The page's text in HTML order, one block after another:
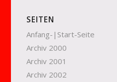
SEITEN
Anfang-|Start-Seite
Archiv 2000
Archiv 2001
Archiv 2002